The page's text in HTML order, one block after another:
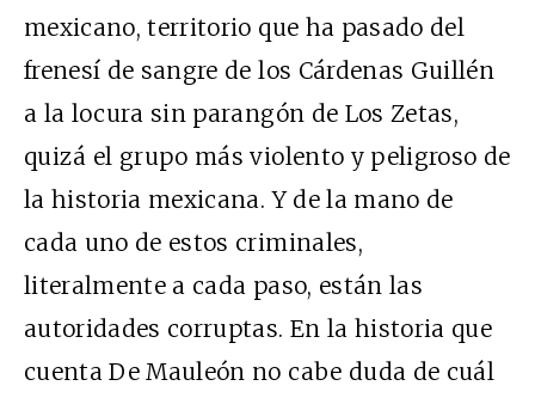
mexicano, territorio que ha pasado del
frenesí de sangre de los Cárdenas Guillén
a la locura sin parangón de Los Zetas,
quizá el grupo más violento y peligroso de
la historia mexicana. Y de la mano de
cada uno de estos criminales,
literalmente a cada paso, están las
autoridades corruptas. En la historia que
cuenta De Mauleón no cabe duda de cuál